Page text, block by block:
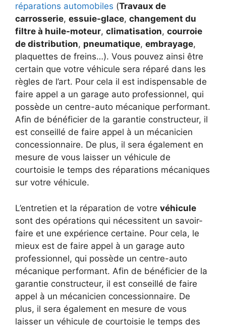
réparations automobiles (Travaux de
carrosserie, essuie-glace, changement du
filtre à huile-moteur, climatisation, courroie
de distribution, pneumatique, embrayage,
plaquettes de freins…). Vous pouvez ainsi être
certain que votre véhicule sera réparé dans les
règles de l’art. Pour cela il est indispensable de
faire appel a un garage auto professionnel, qui
possède un centre-auto mécanique performant.
Afin de bénéficier de la garantie constructeur, il
est conseillé de faire appel à un mécanicien
concessionnaire. De plus, il sera également en
mesure de vous laisser un véhicule de
courtoisie le temps des réparations mécaniques
sur votre véhicule.
L’entretien et la réparation de votre véhicule
sont des opérations qui nécessitent un savoir-
faire et une expérience certaine. Pour cela, le
mieux est de faire appel à un garage auto
professionnel, qui possède un centre-auto
mécanique performant. Afin de bénéficier de la
garantie constructeur, il est conseillé de faire
appel à un mécanicien concessionnaire. De
plus, il sera également en mesure de vous
laisser un véhicule de courtoisie le temps des